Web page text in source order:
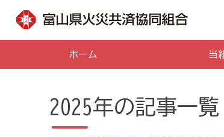
ホーム 当
2025年の記事一覧